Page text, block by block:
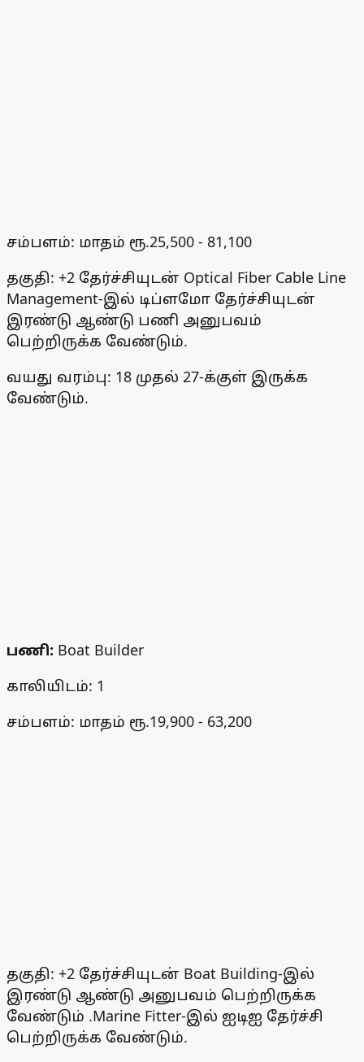
சம்பளம்: மாதம் ரூ.25,500 - 81,100
தகுதி: +2 தேர்ச்சியுடன் Optical Fiber Cable Line
Management-இல் டிப்ளமோ தேர்ச்சியுடன்
இரண்டு ஆண்டு பணி அனுபவம்
பெற்றிருக்க வேண்டும்.
வயது வரம்பு: 18 முதல் 27-க்குள் இருக்க
வேண்டும்.
பணி: Boat Builder
காலியிடம்: 1
சம்பளம்: மாதம் ரூ.19,900 - 63,200
தகுதி: +2 தேர்ச்சியுடன் Boat Building-இல்
இரண்டு ஆண்டு அனுபவம் பெற்றிருக்க
வேண்டும் .Marine Fitter-இல் ஐடிஐ தேர்ச்சி
பெற்றிருக்க வேண்டும்.